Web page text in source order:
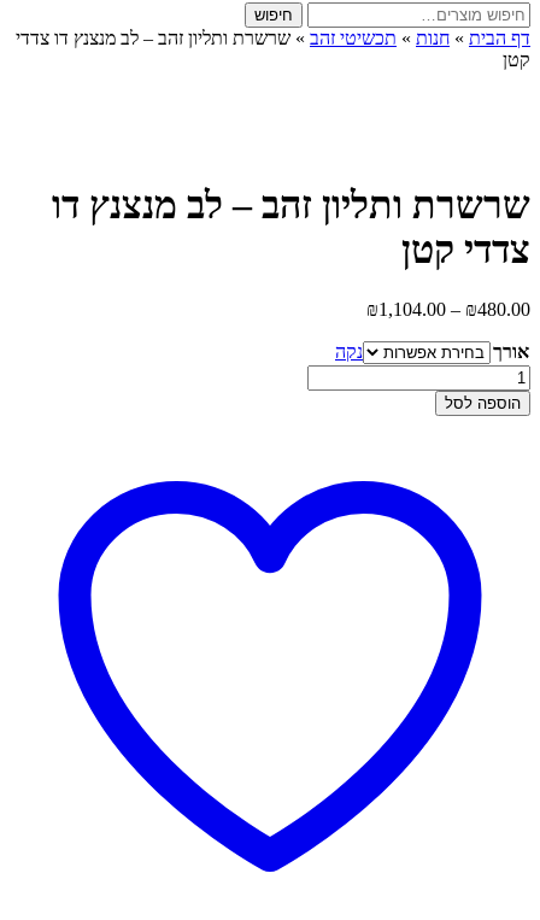
חיפוש
עבור:
חיפוש
דף הבית » חנות » תכשיטי זהב » שרשרת ותליון זהב – לב מנצנץ דו צדדי
קטן
שרשרת ותליון זהב – לב מנצנץ דו
צדדי קטן
₪480.00
–
₪1,104.00
עד
אורך
נקה
כמות
של
שרשרת
הוספה לסל